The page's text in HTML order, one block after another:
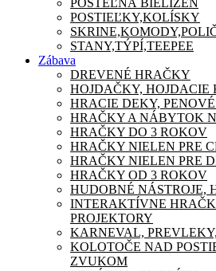
POSTEĽNÁ BIELIZEŇ
POSTIEĽKY,KOLÍSKY
STANY,TÝPÍ,TEEPEE
Zábava
DREVENÉ HRAČKY
HOJDAČKY, HOJDACIE
HRACIE DEKY,
HRAČKY A NÁBYTOK
HRAČKY DO 3 ROKOV
HRAČKY NIELEN PRE
HRAČKY NIELEN PRE
HRAČKY OD 3 ROKOV
HUDOBNÉ NÁSTROJE,
INTERAKTÍVNE
PROJEKTORY
KARNEVAL,
KOLOTOČE NAD
ZVUKOM